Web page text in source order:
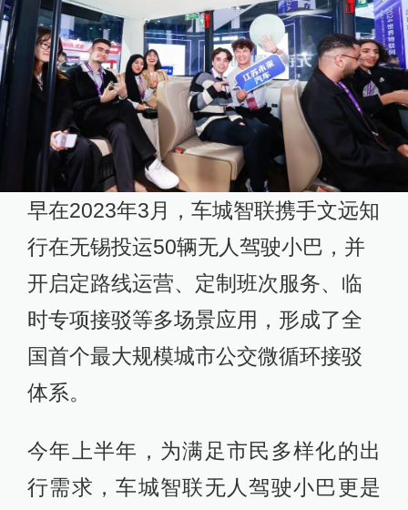
早在2023年3月，车城智联携手文远知
行在无锡投运50辆无人驾驶小巴，并
开启定路线运营、定制班次服务、临
时专项接驳等多场景应用，形成了全
国首个最大规模城市公交微循环接驳
体系。
今年上半年，为满足市民多样化的出
行需求，车城智联无人驾驶小巴更是